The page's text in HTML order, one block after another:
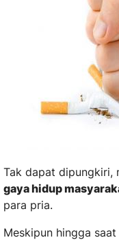
Tak dapat dipungkiri,
gaya hidup
para pria.
Meskipun hingga saat